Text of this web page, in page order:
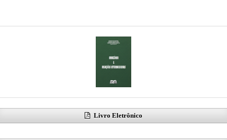
Livro Eletrônico